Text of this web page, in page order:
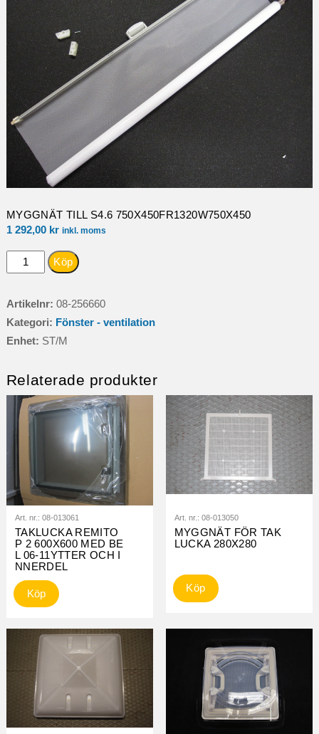
MYGGNÄT TILL S4.6 750X450FR1320W750X450
1 292,00 kr inkl. moms
MYGGNÄT
TILL
Köp
Artikelnr: 08-256660
Kategori: Fönster - ventilation
Enhet: ST/M
Relaterade produkter
Art. nr.: 08-013061
TAKLUCKA REMITO
P 2 600X600 MED BE
L 06-11YTTER OCH I
NNERDEL
Köp
Art. nr.: 08-013050
MYGGNÄT FÖR TAK
LUCKA 280X280
Köp